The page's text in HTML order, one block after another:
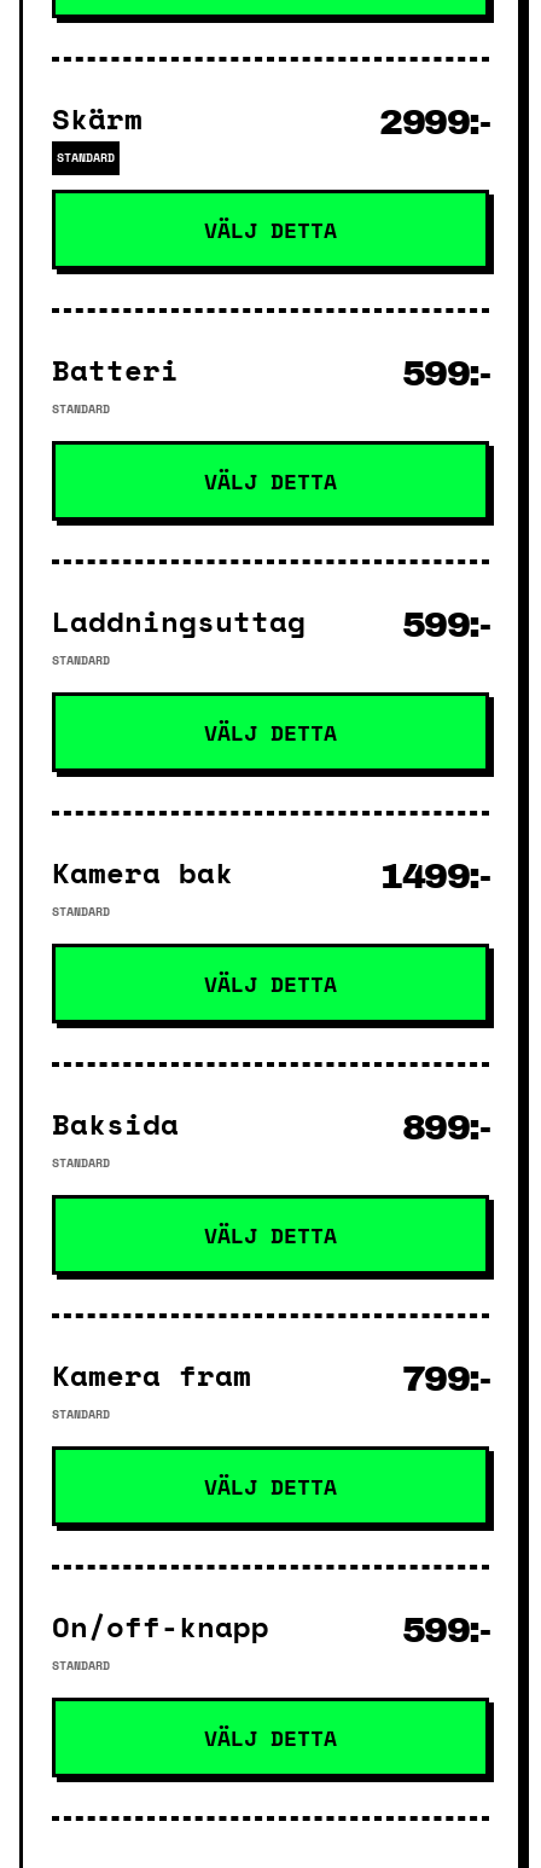
Skärm
STANDARD
2999:-
VÄLJ DETTA
Batteri
STANDARD
599:-
VÄLJ DETTA
Laddningsuttag
STANDARD
599:-
VÄLJ DETTA
Kamera bak
STANDARD
1499:-
VÄLJ DETTA
Baksida
STANDARD
899:-
VÄLJ DETTA
Kamera fram
STANDARD
799:-
VÄLJ DETTA
On/off-knapp
STANDARD
599:-
VÄLJ DETTA